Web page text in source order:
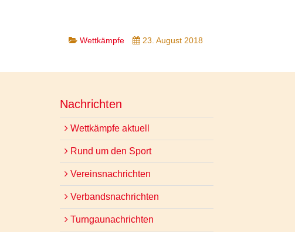
Wettkämpfe 23. August 2018
Nachrichten
Wettkämpfe aktuell
Rund um den Sport
Vereinsnachrichten
Verbandsnachrichten
Turngaunachrichten